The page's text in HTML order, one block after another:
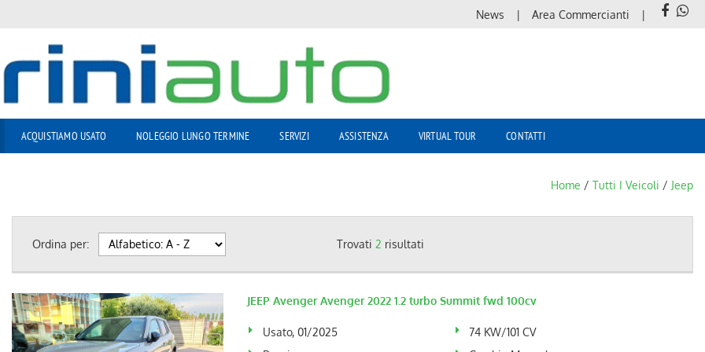
News Area Commercianti
ACQUISTIAMO USATO NOLEGGIO LUNGO TERMINE SERVIZI ASSISTENZA VIRTUAL TOUR CONTATTI
Home / Tutti I Veicoli / Jeep
Ordina per: Trovati 2 risultati
JEEP Avenger Avenger 2022 1.2 turbo Summit fwd 100cv
Usato, 01/2025
74 KW/101 CV